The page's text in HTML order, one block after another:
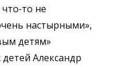
то не
настырными»,
детям»
Александр